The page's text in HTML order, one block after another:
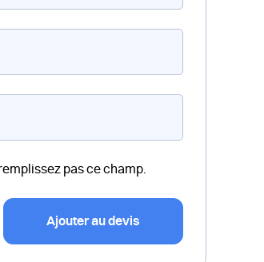
pas ce champ.
Ajouter au devis